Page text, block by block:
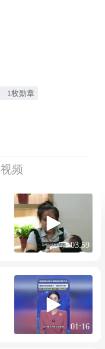
1枚勋章
视频
03:59
01:16